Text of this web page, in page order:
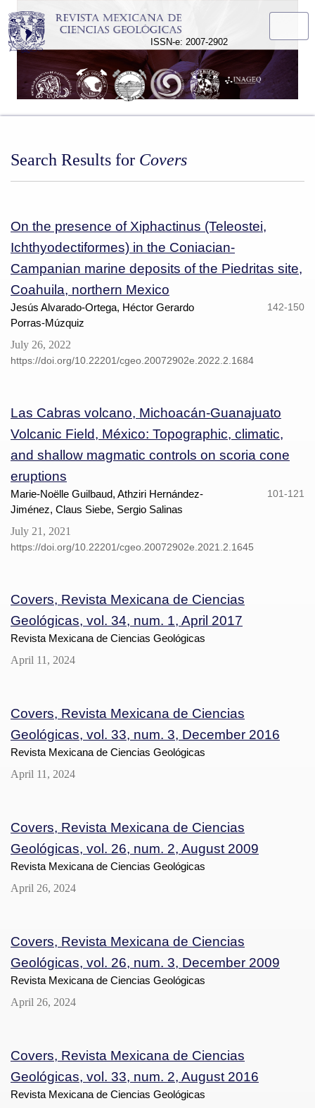
ISSN-e: 2007-2902
Search Results for Covers
On the presence of Xiphactinus (Teleostei,
Ichthyodectiformes) in the Coniacian-
Campanian marine deposits of the Piedritas site,
Coahuila, northern Mexico
Jesús Alvarado-Ortega, Héctor Gerardo
Porras-Múzquiz
142-150
July 26, 2022
https://doi.org/10.22201/cgeo.20072902e.2022.2.1684
Las Cabras volcano, Michoacán-Guanajuato
Volcanic Field, México: Topographic, climatic,
and shallow magmatic controls on scoria cone
eruptions
Marie-Noëlle Guilbaud, Athziri Hernández-
Jiménez, Claus Siebe, Sergio Salinas
101-121
July 21, 2021
https://doi.org/10.22201/cgeo.20072902e.2021.2.1645
Covers, Revista Mexicana de Ciencias
Geológicas, vol. 34, num. 1, April 2017
Revista Mexicana de Ciencias Geológicas
April 11, 2024
Covers, Revista Mexicana de Ciencias
Geológicas, vol. 33, num. 3, December 2016
Revista Mexicana de Ciencias Geológicas
April 11, 2024
Covers, Revista Mexicana de Ciencias
Geológicas, vol. 26, num. 2, August 2009
Revista Mexicana de Ciencias Geológicas
April 26, 2024
Covers, Revista Mexicana de Ciencias
Geológicas, vol. 26, num. 3, December 2009
Revista Mexicana de Ciencias Geológicas
April 26, 2024
Covers, Revista Mexicana de Ciencias
Geológicas, vol. 33, num. 2, August 2016
Revista Mexicana de Ciencias Geológicas